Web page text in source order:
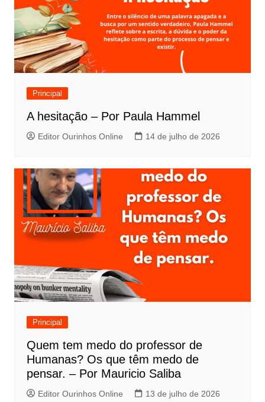
Principal
A hesitação – Por Paula Hammel
Editor Ourinhos Online 14 de julho de 2026
Principal
Quem tem medo do professor de
Humanas? Os que têm medo de
pensar. – Por Mauricio Saliba
Editor Ourinhos Online 13 de julho de 2026